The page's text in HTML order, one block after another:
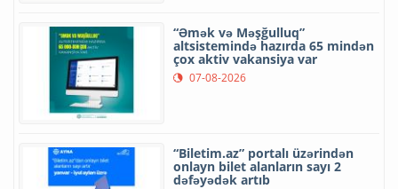
“Əmək və Məşğulluq”
altsistemində hazırda 65 mindən
çox aktiv vakansiya var
07-08-2026
“Biletim.az” portalı üzərindən
onlayn bilet alanların sayı 2
dəfəyədək artıb